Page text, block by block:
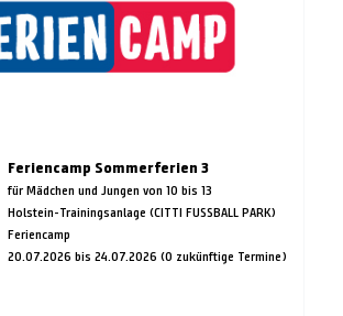
Feriencamp Sommerferien 3
für Mädchen und Jungen von 10 bis 13
Holstein-Trainingsanlage (CITTI FUSSBALL PARK)
Feriencamp
20.07.2026 bis 24.07.2026 (0 zukünftige Termine)